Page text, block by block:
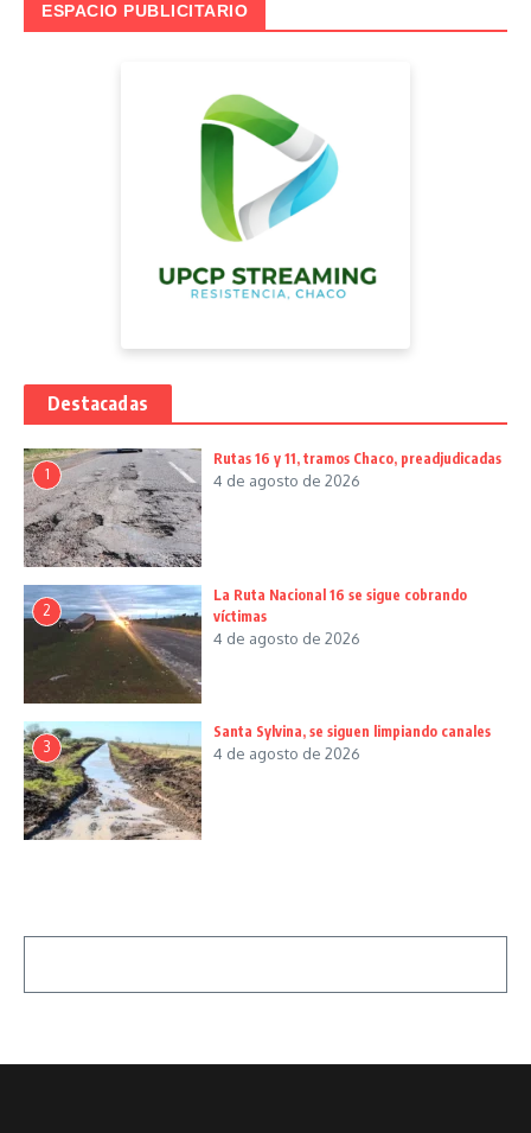
ESPACIO PUBLICITARIO
Destacadas
1
Rutas 16 y 11, tramos Chaco, preadjudicadas
4 de agosto de 2026
2
La Ruta Nacional 16 se sigue cobrando
víctimas
4 de agosto de 2026
3
Santa Sylvina, se siguen limpiando canales
4 de agosto de 2026